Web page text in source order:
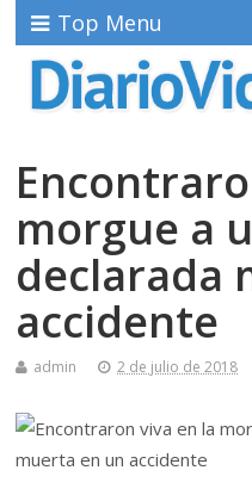
Top Menu
morgue a
declarada
accidente
admin 2 de julio de 2018